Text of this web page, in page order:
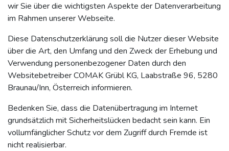
wir Sie über die wichtigsten Aspekte der Datenverarbeitung
im Rahmen unserer Webseite.
Diese Datenschutzerklärung soll die Nutzer dieser Website
über die Art, den Umfang und den Zweck der Erhebung und
Verwendung personenbezogener Daten durch den
Websitebetreiber COMAK Grübl KG, Laabstraße 96, 5280
Braunau/Inn, Österreich informieren.
Bedenken Sie, dass die Datenübertragung im Internet
grundsätzlich mit Sicherheitslücken bedacht sein kann. Ein
vollumfänglicher Schutz vor dem Zugriff durch Fremde ist
nicht realisierbar.